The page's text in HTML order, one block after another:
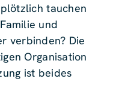
tauchen
und
verbinden? Die
Organisation
ist beides